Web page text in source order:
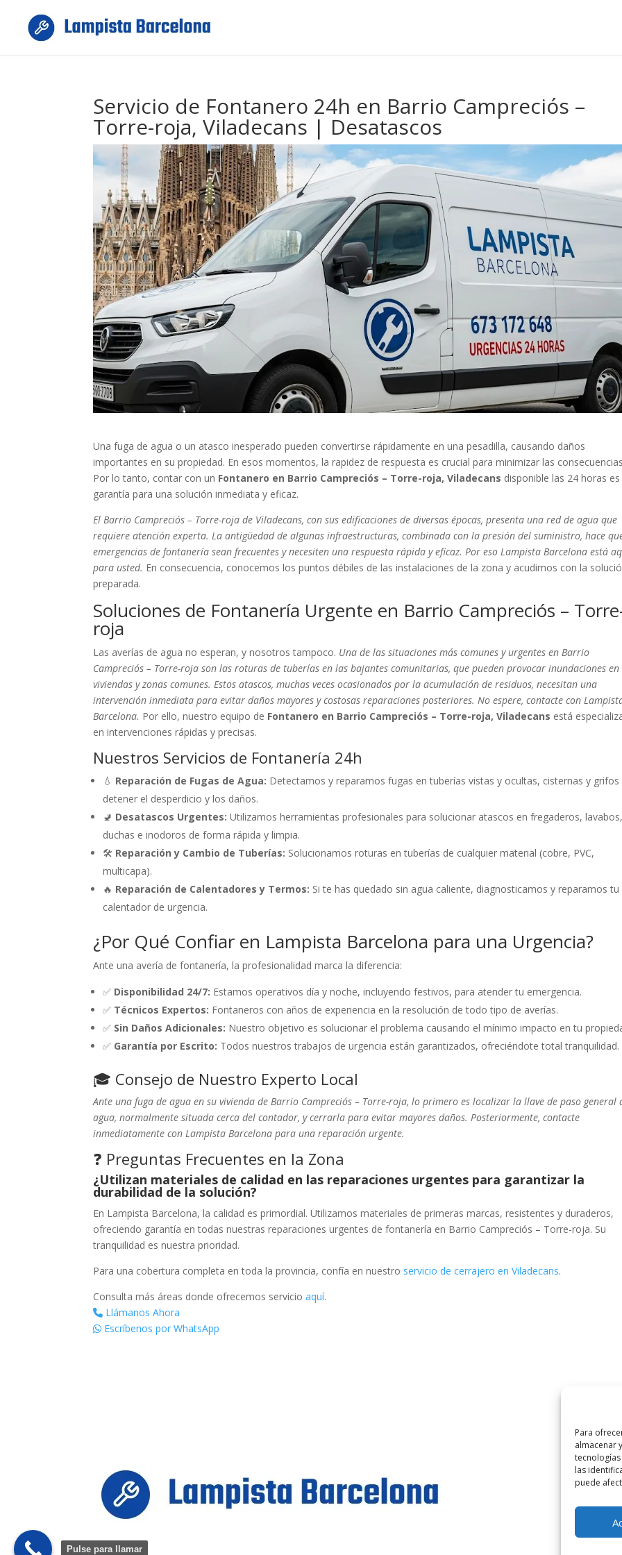
Para
almacenar
las
puede
Servicio de Fontanero 24h en Barrio Campreciós –
Torre-roja, Viladecans | Desatascos
Una fuga de agua o un atasco inesperado pueden convertirse rápidamente en una pesadilla, causando daños
importantes en su propiedad. En esos momentos, la rapidez de respuesta es crucial para minimizar las
Por lo tanto, contar con un Fontanero en Barrio Campreciós – Torre-roja, Viladecans disponible las 24 horas es
garantía para una solución inmediata y eficaz.
El Barrio Campreciós – Torre-roja de Viladecans, con sus edificaciones de diversas épocas, presenta una red de agua que
requiere atención experta. La antigüedad de algunas infraestructuras, combinada con la presión del suministro, hace
emergencias de fontanería sean frecuentes y necesiten una respuesta rápida y eficaz. Por eso Lampista Barcelona está
para usted. En consecuencia, conocemos los puntos débiles de las instalaciones de la zona y acudimos con la
preparada.
Soluciones de Fontanería Urgente en Barrio Campreciós –
roja
Las averías de agua no esperan, y nosotros tampoco. Una de las situaciones más comunes y urgentes en Barrio
Campreciós – Torre-roja son las roturas de tuberías en las bajantes comunitarias, que pueden provocar inundaciones en
viviendas y zonas comunes. Estos atascos, muchas veces ocasionados por la acumulación de residuos, necesitan una
intervención inmediata para evitar daños mayores y costosas reparaciones posteriores. No espere, contacte con
Barcelona. Por ello, nuestro equipo de Fontanero en Barrio Campreciós – Torre-roja, Viladecans está
en intervenciones rápidas y precisas.
Nuestros Servicios de Fontanería 24h
💧 Reparación de Fugas de Agua: Detectamos y reparamos fugas en tuberías vistas y ocultas, cisternas y grifos
detener el desperdicio y los daños.
🚽 Desatascos Urgentes: Utilizamos herramientas profesionales para solucionar atascos en fregaderos, lavabos,
duchas e inodoros de forma rápida y limpia.
🛠️ Reparación y Cambio de Tuberías: Solucionamos roturas en tuberías de cualquier material (cobre, PVC,
multicapa).
🔥 Reparación de Calentadores y Termos: Si te has quedado sin agua caliente, diagnosticamos y reparamos tu
calentador de urgencia.
¿Por Qué Confiar en Lampista Barcelona para una Urgencia?
Ante una avería de fontanería, la profesionalidad marca la diferencia:
✅ Disponibilidad 24/7: Estamos operativos día y noche, incluyendo festivos, para atender tu emergencia.
✅ Técnicos Expertos: Fontaneros con años de experiencia en la resolución de todo tipo de averías.
✅ Sin Daños Adicionales: Nuestro objetivo es solucionar el problema causando el mínimo impacto en tu
✅ Garantía por Escrito: Todos nuestros trabajos de urgencia están garantizados, ofreciéndote total tranquilidad.
🎓 Consejo de Nuestro Experto Local
Ante una fuga de agua en su vivienda de Barrio Campreciós – Torre-roja, lo primero es localizar la llave de paso general
agua, normalmente situada cerca del contador, y cerrarla para evitar mayores daños. Posteriormente, contacte
inmediatamente con Lampista Barcelona para una reparación urgente.
❓ Preguntas Frecuentes en la Zona
¿Utilizan materiales de calidad en las reparaciones urgentes para garantizar la
durabilidad de la solución?
En Lampista Barcelona, la calidad es primordial. Utilizamos materiales de primeras marcas, resistentes y duraderos,
ofreciendo garantía en todas nuestras reparaciones urgentes de fontanería en Barrio Campreciós – Torre-roja. Su
tranquilidad es nuestra prioridad.
Para una cobertura completa en toda la provincia, confía en nuestro servicio de cerrajero en Viladecans.
Consulta más áreas donde ofrecemos servicioaquí.
Llámanos Ahora
Escríbenos por WhatsApp
2025
Aviso Legal
Pulse para llamar